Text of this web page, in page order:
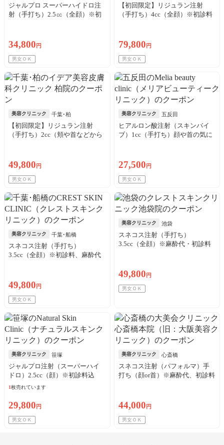
ジャルプロ スーパーハイドロ注
射（手打ち）2.5㏄（全顔）※初
34,800 円
男女ＯＫ
【初回限定】リジュラン注射
（手打ち）4cc（全顔）※初診料
79,800 円
男女ＯＫ
美容クリニック 千葉･柏
【初回限定】リジュラン注射
（手打ち）2cc（頬や首などから
49,800 円
男女ＯＫ
美容クリニック 五反田
ヒアルロン酸注射（スキンバイ
ブ）1cc（手打ち）顔や首の気に
27,500 円
男女ＯＫ
美容クリニック 千葉･船橋
スネコス注射（手打ち）
3.5cc（全顔）※初診料、麻酔代
49,800 円
男女ＯＫ
美容クリニック 池袋
スネコス注射（手打ち）
3.5cc（全顔）※麻酔代・初診料
49,800 円
男女ＯＫ
美容クリニック 笹塚
ジャルプロ注射（スーパーハイ
ドロ）2.5cc（顔）※初診料込
1枚売れています
29,800 円
男女ＯＫ
美容クリニック 心斎橋
スネコス注射（パフォルマ）手
打ち（顔or首）※麻酔代、初診料
44,000 円
男女ＯＫ